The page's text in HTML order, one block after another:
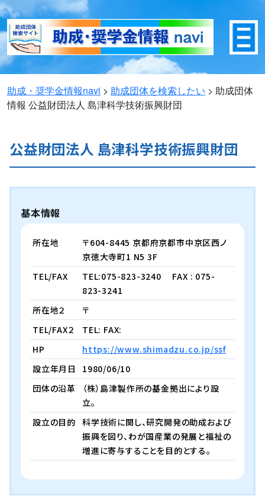
助成・奨学金情報navi > 助成団体を検索したい > 助成団体
情報 公益財団法人 島津科学技術振興財団
公益財団法人 島津科学技術振興財団
基本情報
所在地
〒604-8445 京都府京都市中京区西ノ
京徳大寺町1 N5 3F
TEL/FAX
TEL:075-823-3240
FAX : 075-
823-3241
所在地２
〒
TEL/FAX２
TEL: FAX:
HP
https://www.shimadzu.co.jp/ssf
設立年月日
1980/06/10
団体の沿革
（株）島津製作所の基金拠出により設
立。
設立の目的 科学技術に関し、研究開発の助成および
振興を図り、わが国産業の発展と福祉の
増進に寄与することを目的とする。